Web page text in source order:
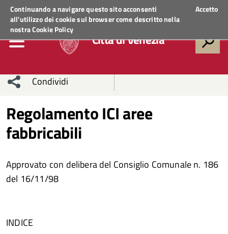
Continuando a navigare questo sito acconsenti
all'utilizzo dei cookie sul browser come descritto nella
nostraCookie Policy
Accetto
Regione VenetoACCEDI AI SERVIZI
Città di Venezia
Condividi
sui social
network
Condividi
Condividi
Facebook
su
Condividi
Regolamento ICI aree
fabbricabili
Approvato con delibera del Consiglio Comunale n. 186
del 16/11/98
INDICE